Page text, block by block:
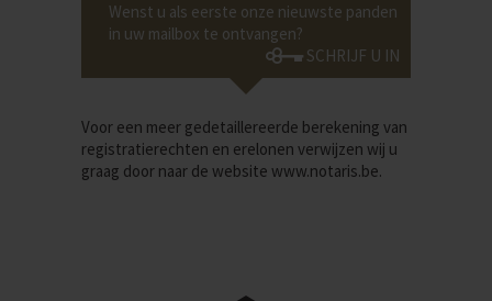
Wenst u als eerste onze nieuwste panden
in uw mailbox te ontvangen?
SCHRIJF U IN
Voor een meer gedetaillereerde berekening van
registratierechten en erelonen verwijzen wij u
graag door naar de website www.notaris.be.